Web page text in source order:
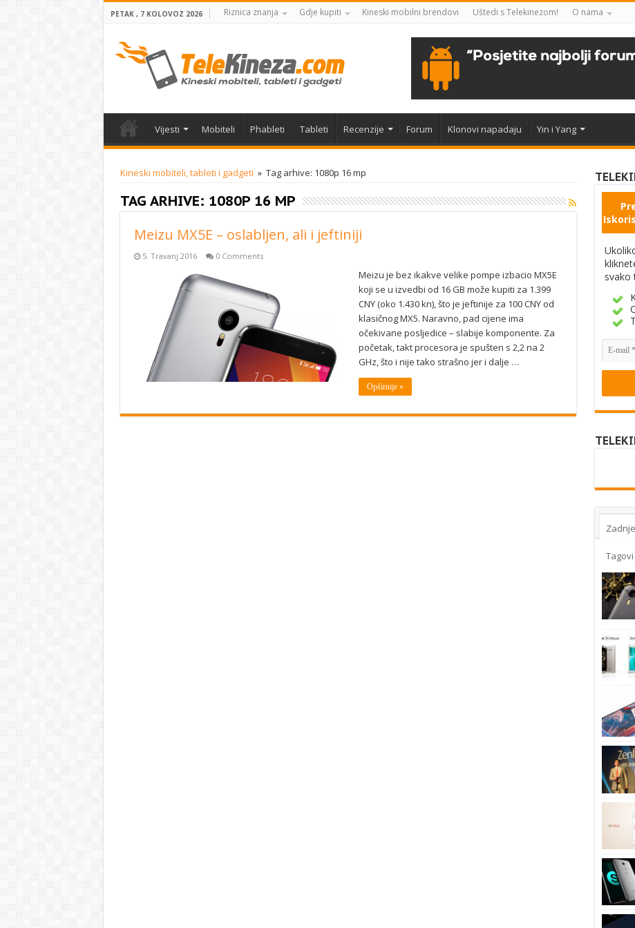
PETAK , 7 KOLOVOZ 2026 Riznica znanja Gdje kupiti Kineski mobilni brendovi Uštedi s Telekinezom! O nama
Vijesti Mobiteli Phableti Tableti Recenzije Forum Klonovi napadaju Yin i Yang
Kineski mobiteli, tableti i gadgeti » Tag arhive: 1080p 16 mp
TAG ARHIVE: 1080P 16 MP
Meizu MX5E – oslabljen, ali i jeftiniji
5. Travanj 2016 0 Comments
Meizu je bez ikakve velike pompe izbacio MX5E
koji se u izvedbi od 16 GB može kupiti za 1.399
CNY (oko 1.430 kn), što je jeftinije za 100 CNY od
klasičnog MX5. Naravno, pad cijene ima
očekivane posljedice – slabije komponente. Za
početak, takt procesora je spušten s 2,2 na 2
GHz, što i nije tako strašno jer i dalje …
Opširnije »
svako
Zadnje
Tagovi